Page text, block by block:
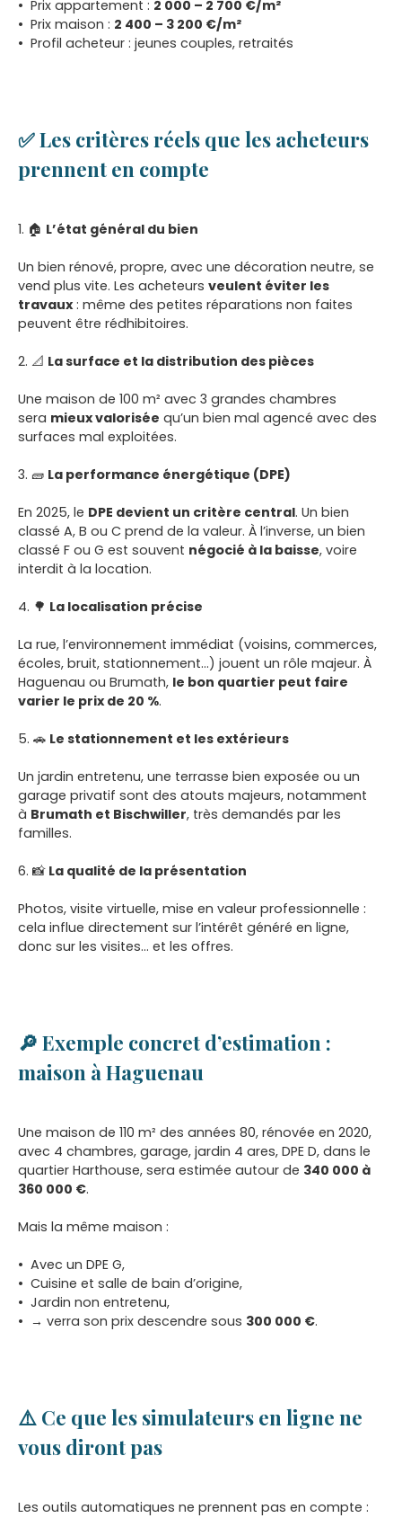
Prix appartement : 2 000 – 2 700 €/m²
Prix maison : 2 400 – 3 200 €/m²
Profil acheteur : jeunes couples, retraités
✅ Les critères réels que les acheteurs
prennent en compte
1. 🏠 L’état général du bien
Un bien rénové, propre, avec une décoration neutre, se
vend plus vite. Les acheteurs veulent éviter les
travaux: même des petites réparations non faites
peuvent être rédhibitoires.
2. 📐 La surface et la distribution des pièces
Une maison de 100 m² avec 3 grandes chambres
sera mieux valorisée qu’un bien mal agencé avec des
surfaces mal exploitées.
3. 🧱 La performance énergétique (DPE)
En 2025, le DPE devient un critère central. Un bien
classé A, B ou C prend de la valeur. À l’inverse, un bien
classé F ou G est souvent négocié à la baisse, voire
interdit à la location.
4. 🌳 La localisation précise
La rue, l’environnement immédiat (voisins, commerces,
écoles, bruit, stationnement...) jouent un rôle majeur. À
Haguenau ou Brumath, le bon quartier peut faire
varier le prix de 20 %.
5. 🚗 Le stationnement et les extérieurs
Un jardin entretenu, une terrasse bien exposée ou un
garage privatif sont des atouts majeurs, notamment
à Brumath et Bischwiller, très demandés par les
familles.
6. 📸 La qualité de la présentation
Photos, visite virtuelle, mise en valeur professionnelle :
cela influe directement sur l’intérêt généré en ligne,
donc sur les visites... et les offres.
🔎 Exemple concret d’estimation :
maison à Haguenau
Une maison de 110 m² des années 80, rénovée en 2020,
avec 4 chambres, garage, jardin 4 ares, DPE D, dans le
quartier Harthouse, sera estimée autour de 340 000 à
360 000 €.
Mais la même maison :
Avec un DPE G,
Cuisine et salle de bain d’origine,
Jardin non entretenu,
→ verra son prix descendre sous 300 000 €.
⚠️ Ce que les simulateurs en ligne ne
vous diront pas
Les outils automatiques ne prennent pas en compte :